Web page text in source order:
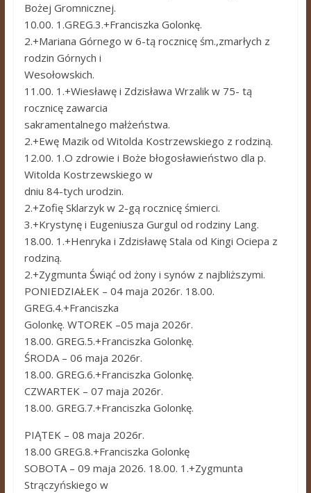
Bożej Gromnicznej.
10.00. 1.GREG.3.+Franciszka Golonkę.
2.+Mariana Górnego w 6-tą rocznicę śm.,zmarłych z
rodzin Górnych i
Wesołowskich.
11.00. 1.+Wiesławę i Zdzisława Wrzalik w 75- tą
rocznicę zawarcia
sakramentalnego małżeństwa.
2.+Ewę Mazik od Witolda Kostrzewskiego z rodziną.
12.00. 1.O zdrowie i Boże błogosławieństwo dla p.
Witolda Kostrzewskiego w
dniu 84-tych urodzin.
2.+Zofię Sklarzyk w 2-gą rocznicę śmierci.
3.+Krystynę i Eugeniusza Gurgul od rodziny Lang.
18.00. 1.+Henryka i Zdzisławę Stala od Kingi Ociepa z
rodziną.
2.+Zygmunta Świąć od żony i synów z najbliższymi.
PONIEDZIAŁEK – 04 maja 2026r. 18.00.
GREG.4.+Franciszka
Golonkę. WTOREK –05 maja 2026r.
18.00. GREG.5.+Franciszka Golonkę.
ŚRODA – 06 maja 2026r.
18.00. GREG.6.+Franciszka Golonkę.
CZWARTEK – 07 maja 2026r.
18.00. GREG.7.+Franciszka Golonkę.
PIĄTEK – 08 maja 2026r.
18.00 GREG.8.+Franciszka Golonkę
SOBOTA – 09 maja 2026. 18.00. 1.+Zygmunta
Strączyńskiego w